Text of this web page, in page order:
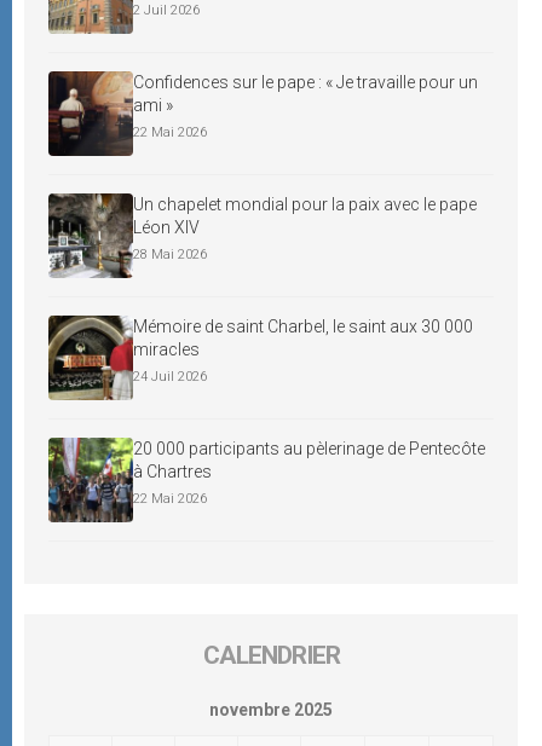
2 Juil 2026
Confidences sur le pape : « Je travaille pour un
ami »
22 Mai 2026
Un chapelet mondial pour la paix avec le pape
Léon XIV
28 Mai 2026
Mémoire de saint Charbel, le saint aux 30 000
miracles
24 Juil 2026
20 000 participants au pèlerinage de Pentecôte
à Chartres
22 Mai 2026
CALENDRIER
novembre 2025